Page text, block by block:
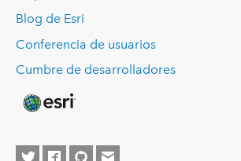
Blog de Esri
Conferencia de usuarios
Cumbre de desarrolladores